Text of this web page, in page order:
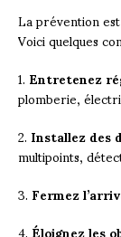
La prévention
Voici quelques
1.Entretenez
plomberie,
2.Installez des
multipoints,
3.Fermez